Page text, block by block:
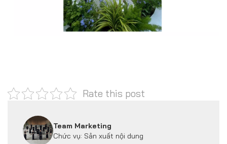
Rate this post
Team Marketing
Chức vụ: Sản xuất nội dung